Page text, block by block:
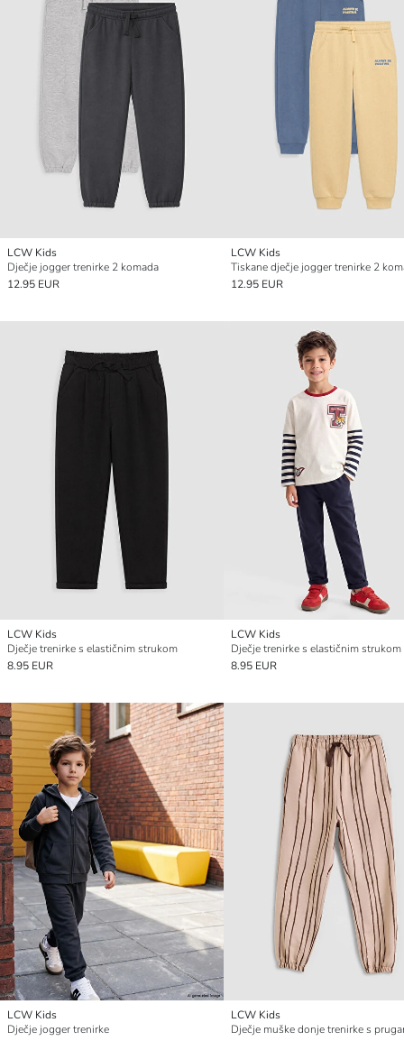
LCW Kids
Dječje jogger trenirke 2 komada
12.95 EUR
LCW Kids
Tiskane dječje jogger trenirke 2
12.95 EUR
LCW Kids
Dječje trenirke s elastičnim strukom
8.95 EUR
LCW Kids
Dječje trenirke s elastičnim strukom
8.95 EUR
LCW Kids
Dječje jogger trenirke
LCW Kids
Dječje muške donje trenirke s